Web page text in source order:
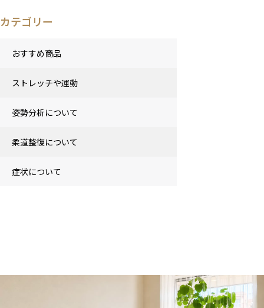
カテゴリー
おすすめ商品
ストレッチや運動
姿勢分析について
柔道整復について
症状について